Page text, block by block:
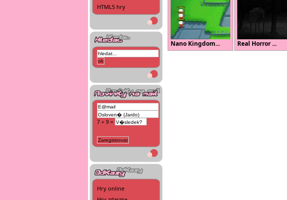
HTML5 hry
7 + 9 =
Hry online
Nano Kingdom... Real Horror ...